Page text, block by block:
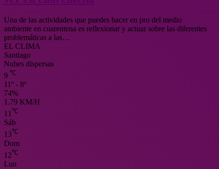
Una de las actividades que puedes hacer en pro del medio
ambiente en cuarentena es reflexionar y actuar sobre las diferentes
problemáticas a las…
EL CLIMA
Santiago
Nubes dispersas
9 ℃
11º - 8º
74%
1.79 KM/H
11 ℃
Sáb
13℃
Dom
12℃
Lun